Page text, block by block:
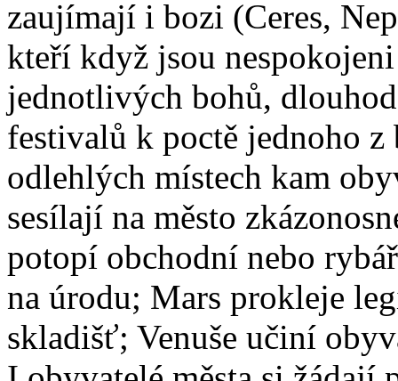
zaujímají i bozi (Ceres,
kteří když jsou
jednotlivých bohů,
festivalů k poctě jednoho z
odlehlých místech kam
sesílají na město
potopí obchodní nebo
na úrodu; Mars prokleje
skladišť; Venuše učiní